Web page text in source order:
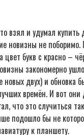
взял и удумал
новизны не
цвет букв с красно –
закономерно
новых двух) и обновка
времён. И вот
что это случиться
подошло бы не
к планшету.